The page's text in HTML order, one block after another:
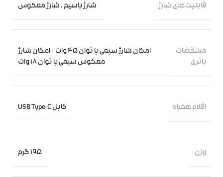
قابلیت‌های شارژ شارژ باسیم,شارژ معکوس
مشخصات
باتری
امکان شارژ سیمی با توان 45 وات – امکان شارژ
معکوس سیمی با توان 18 وات
اقلام همراه کابل USB Type-C
وزن 195 گرم